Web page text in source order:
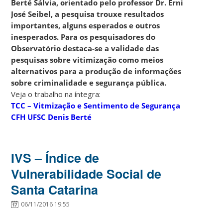
Berté Sálvia, orientado pelo professor Dr. Erni
José Seibel, a pesquisa trouxe resultados
importantes, alguns esperados e outros
inesperados. Para os pesquisadores do
Observatório destaca-se a validade das
pesquisas sobre vitimização como meios
alternativos para a produção de informações
sobre criminalidade e segurança pública.
Veja o trabalho na íntegra:
TCC – Vitmização e Sentimento de Segurança
CFH UFSC Denis Berté
IVS – Índice de
Vulnerabilidade Social de
Santa Catarina
06/11/2016 19:55